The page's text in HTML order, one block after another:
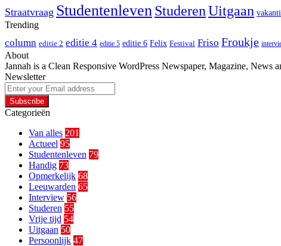
Straatvraag StudentenlevenStuderenUitgaan
Trending
column editie 2 editie 4 editie 5 editie 6 Felix Festival Friso Froukje
About
Jannah is a Clean Responsive WordPress Newspaper, Magazine,
Newsletter
Enter
your
Email
address
Categorieën
Van alles 201
Actueel 95
Studentenleven 79
Handig 73
Opmerkelijk 68
Leeuwarden 65
Interview 56
Studeren 55
Vrije tijd 54
Uitgaan 50
Persoonlijk 47